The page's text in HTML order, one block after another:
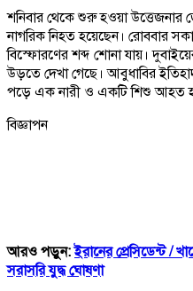
শনিবার থেকে শুরু হওয়া উত্তেজনার
নাগরিক নিহত হয়েছেন। রোববার
বিস্ফোরণের শব্দ শোনা যায়।
উড়তে দেখা গেছে। আবুধাবির
পড়ে এক নারী ও একটি শিশু আহত
বিজ্ঞাপন
আরও পড়ুন:ইরানের প্রেসিডেন্ট /
সরাসরি যুদ্ধ ঘোষণা